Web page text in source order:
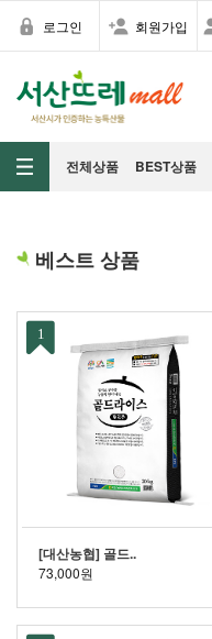
로그인 회원가입
전체상품 BEST상품
베스트 상품
[대산농협] 골드..
73,000원
1